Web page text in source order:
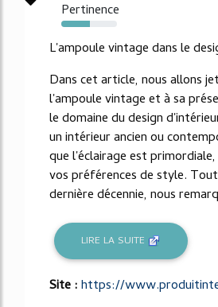
Pertinence
51%
L'ampoule vintage dans le
Dans cet article, nous allons
l'ampoule vintage et à sa
le domaine du design
un intérieur ancien ou
que l'éclairage est
vos préférences de style.
dernière décennie, nous
LIRE LA SUITE
Site :https://